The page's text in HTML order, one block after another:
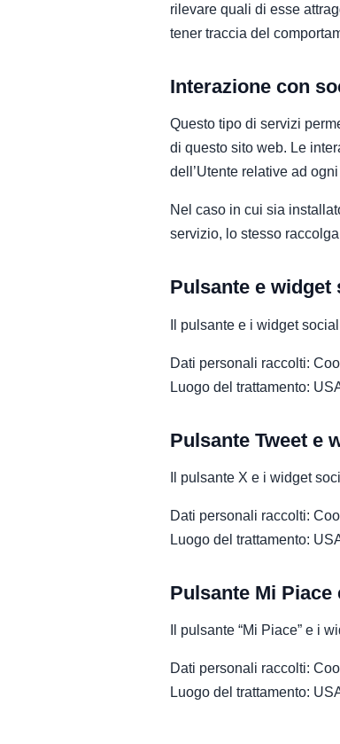
rilevare quali di esse
tener traccia del
Interazione con
Questo tipo di servizi
di questo sito web. Le
dell’Utente relative ad
Nel caso in cui sia
servizio, lo stesso
Pulsante e
Il pulsante e i widget
Dati personali raccolti:
Luogo del trattamento:
Pulsante Tweet e
Il pulsante X e i widget
Dati personali raccolti:
Luogo del trattamento:
Pulsante Mi
Il pulsante “Mi Piace” e i
Dati personali raccolti:
Luogo del trattamento: